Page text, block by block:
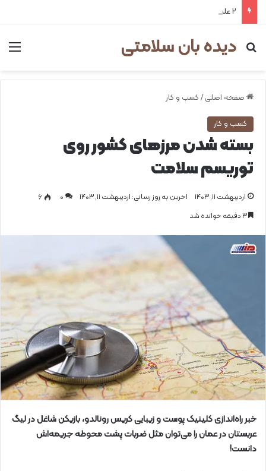
۲ علت شایع‌ کم‌شنوایی
دیده بان سلامتی
جستجو برای
صفحه اصلی / کسب و کار
کسب و کار
بسته شدن مرزهای کشور روی
توریسم سلامت
اردیبهشت ۱۱, ۱۴۰۳ اخرین به روز رسانی: اردیبهشت ۱۱, ۱۴۰۳ 0
۶
خبر راه‌اندازی کلینیک پوست و زیبایی کریس رونالدو، بازیکن شاغل در لیگ
عربستان در عمان را می‌توان مثل ضربات پشت محوطه جریمه‌اش
دانست!